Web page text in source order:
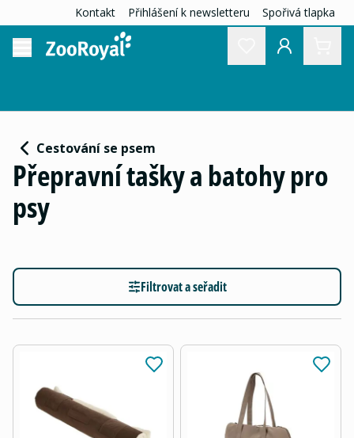
Kontakt Přihlášení k newsletteru Spořivá tlapka
Cestování se psem
Přepravní tašky a batohy pro
psy
Filtrovat a seřadit